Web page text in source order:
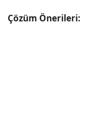
Çözüm Önerileri: